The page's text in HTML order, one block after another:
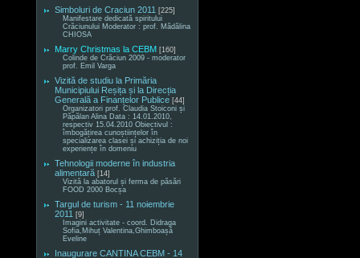
Simboluri de Craciun 2011 [225]
Manifestare dedicată spiritului
Crăciunului Moderator : prof. Mădălina
CHIOSA
Marry Christmas la CEBM [160]
Colinde de Crăciun 2009 - moderator
prof. Emil Varga
Vizită de studiu la Primăria
Municipiului Reșița și la Direcția
Generală a Finanțelor Publice [44]
Organizatori prof. Claudia Stoiconi și
Păpălan Alina Data : 14.01.2010,
respectiv 15.04.2010 Obiectivul :
îmbogățirea cunoștiințelor în
specializarea clasei și achiziția de noi
experiențe în domeniu
Tehnologii moderne în industria
alimentară [14]
Vizită la abatorul și ferma de păsări
FOOD 2000 Bocșa
Targul de turism - 11 noiembrie
2011 [9]
Imagini activitate - coord. Didraga
Sofia,Mihuț Valentina,Ghimboașă
Eveline
Inaugurare CANTINA CEBM - 14